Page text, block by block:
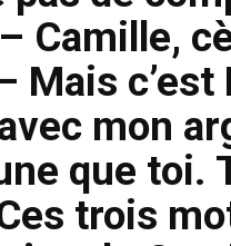
Camille,
Mais c’est
mon
que toi.
trois